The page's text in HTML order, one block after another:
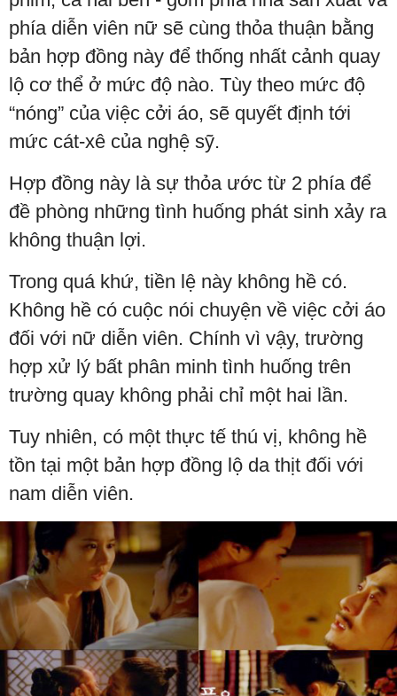
phía diễn viên nữ sẽ cùng thỏa thuận bằng
bản hợp đồng này để thống nhất cảnh quay
lộ cơ thể ở mức độ nào. Tùy theo mức độ
“nóng” của việc cởi áo, sẽ quyết định tới
mức cát-xê của nghệ sỹ.
Hợp đồng này là sự thỏa ước từ 2 phía để
đề phòng những tình huống phát sinh xảy ra
không thuận lợi.
Trong quá khứ, tiền lệ này không hề có.
Không hề có cuộc nói chuyện về việc cởi áo
đối với nữ diễn viên. Chính vì vậy, trường
hợp xử lý bất phân minh tình huống trên
trường quay không phải chỉ một hai lần.
Tuy nhiên, có một thực tế thú vị, không hề
tồn tại một bản hợp đồng lộ da thịt đối với
nam diễn viên.